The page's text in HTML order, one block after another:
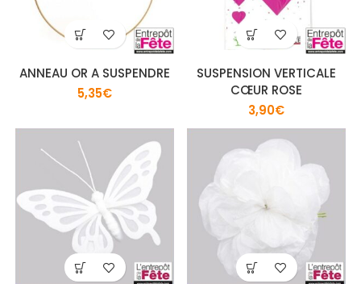
ANNEAU OR A SUSPENDRE
5,35€
SUSPENSION VERTICALE
CŒUR ROSE
3,90€